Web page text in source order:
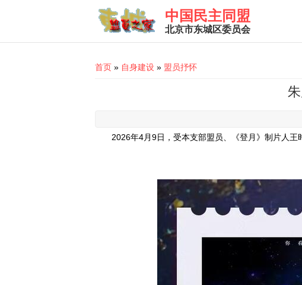
中国民主同盟
北京市东城区委员会
You are here
首页 » 自身建设 » 盟员抒怀
2026年4月9日，受本支部盟员、《登月》制片人王